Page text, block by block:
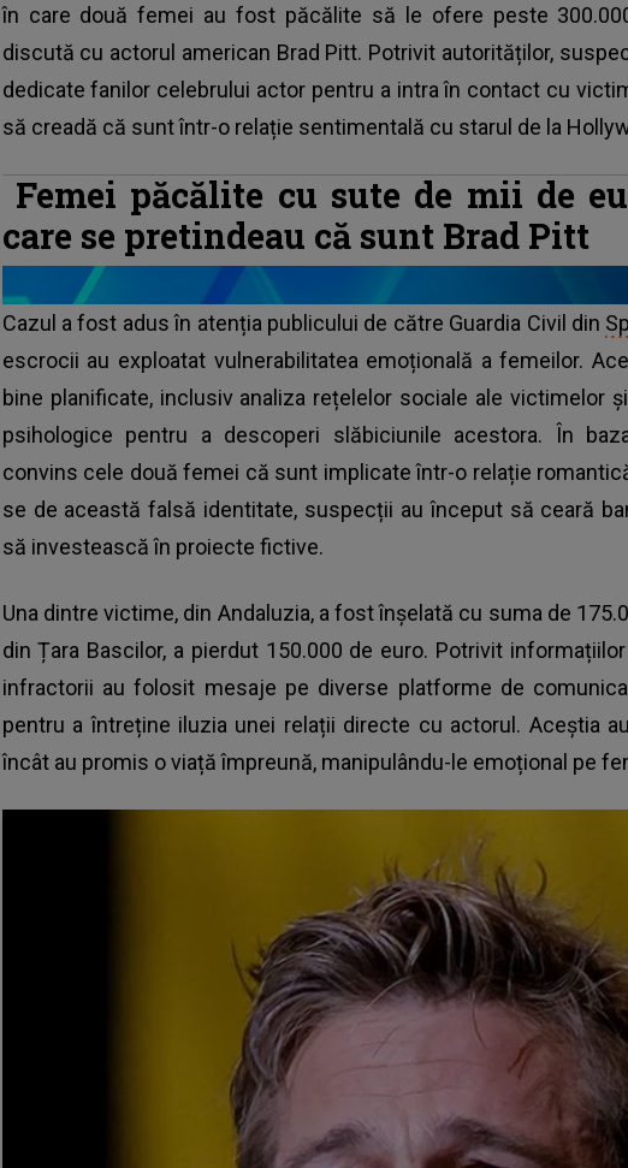
în care două femei au fost păcălite să le ofere peste
discută cu actorul american Brad Pitt. Potrivit autorităților,
dedicate fanilor celebrului actor pentru a intra în contact cu
să creadă că sunt într-o relație sentimentală cu starul de la
Femei păcălite cu sute de mii de
care se pretindeau că sunt Brad Pitt
Cazul a fost adus în atenția publicului de către Guardia Civil din
escrocii au exploatat vulnerabilitatea emoțională a femeilor.
bine planificate, inclusiv analiza rețelelor sociale ale victimelor
psihologice pentru a descoperi slăbiciunile acestora. În
convins cele două femei că sunt implicate într-o relație
se de această falsă identitate, suspecții au început să ceară
să investească în proiecte fictive.
Una dintre victime, din Andaluzia, a fost înșelată cu suma de
din Țara Bascilor, a pierdut 150.000 de euro. Potrivit
infractorii au folosit mesaje pe diverse platforme de
pentru a întreține iluzia unei relații directe cu actorul. Aceștia
încât au promis o viață împreună, manipulându-le emoțional pe